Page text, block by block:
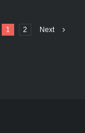
1 2 Next